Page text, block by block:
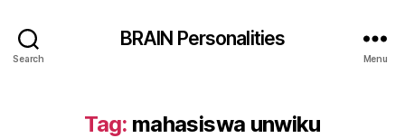
Search
BRAIN Personalities
Menu
Tag: mahasiswa unwiku